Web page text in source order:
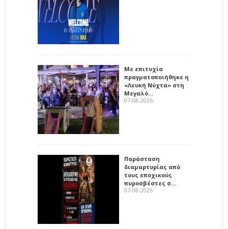
Με επιτυχία
πραγματοποιήθηκε η
«Λευκή Νύχτα» στη
Μεγαλό…
07-08-2026
Παράσταση
διαμαρτυρίας από
τους εποχικούς
πυροσβέστες σ…
07-08-2026